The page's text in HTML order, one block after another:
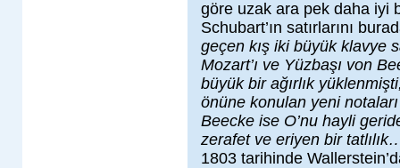
göre uzak ara pek daha iyi
Schubart’ın satırlarını
geçen kış iki büyük klavye
Mozart’ı ve Yüzbaşı von
büyük bir ağırlık
önüne konulan yeni
Beecke ise O’nu hayli
zerafet ve eriyen bir
1803 tarihinde